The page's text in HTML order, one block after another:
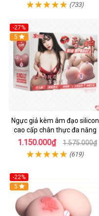
(733)
-27%
5
Ngực giả kèm âm đạo silicon
cao cấp chân thực đa năng
1.150.000₫ 1.575.000₫
(619)
-22%
5